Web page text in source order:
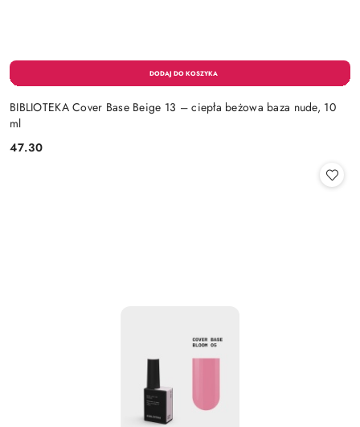
BIBLIOTEKA Cover Base Beige 13 – ciepła beżowa baza nude, 10
ml
Cena:
47.30